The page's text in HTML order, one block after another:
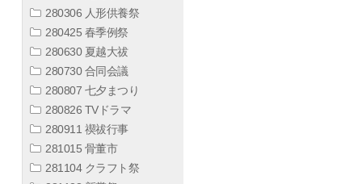
280306 人形供養祭
280425 春季例祭
280630 夏越大祓
280730 合同会議
280807 七夕まつり
280826 TVドラマ
280911 禊祓行事
281015 骨董市
281104 クラフト祭